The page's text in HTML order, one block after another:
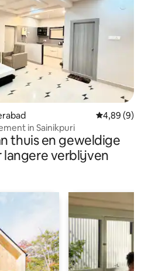
Gemiddelde
4,89 (9)
in Sainikpuri
thuis en geweldige
langere verblijven